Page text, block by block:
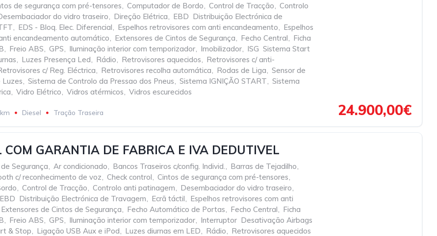
de segurança com pré-tensores, Computador de Bordo, Control de Tracção, Controlo
do vidro traseiro, Direção Elétrica, EBD  Distribuição Electrónica de
, EDS - Bloq. Elec. Diferencial, Espelhos retrovisores com anti encandeamento, Espelhos
encandeamento automático, Extensores de Cintos de Segurança, Fecho Central, Ficha
, Freio ABS, GPS, Iluminação interior com temporizador, Imobilizador, ISG  Sistema Start
, Luzes Presença Led, Rádio, Retrovisores aquecidos, Retrovisores c/ anti-
c/ Reg. Eléctrica, Retrovisores recolha automática, Rodas de Liga, Sensor de
Luzes, Sistema de Controlo da Pressao dos Pneus, Sistema IGNIÇÃO START, Sistema
, Vidro Elétrico, Vidros atérmicos, Vidros escurecidos
Diesel Tração Traseira 24.900,00€
COM GARANTIA DE FABRICA E IVA DEDUTIVEL
Segurança, Ar condicionado, Bancos Traseiros c/config. Individ., Barras de Tejadilho,
c/ reconhecimento de voz, Check control, Cintos de segurança com pré-tensores,
, Control de Tracção, Controlo anti patinagem, Desembaciador do vidro traseiro,
EBD  Distribuição Electrónica de Travagem, Ecrã táctil, Espelhos retrovisores com anti
Extensores de Cintos de Segurança, Fecho Automático de Portas, Fecho Central, Ficha
, Freio ABS, GPS, Iluminação interior com temporizador, Interruptor  Desativação Airbags
& Stop, Ligação USB Aux e iPod, Luzes diurnas em LED, Rádio, Retrovisores aquecidos